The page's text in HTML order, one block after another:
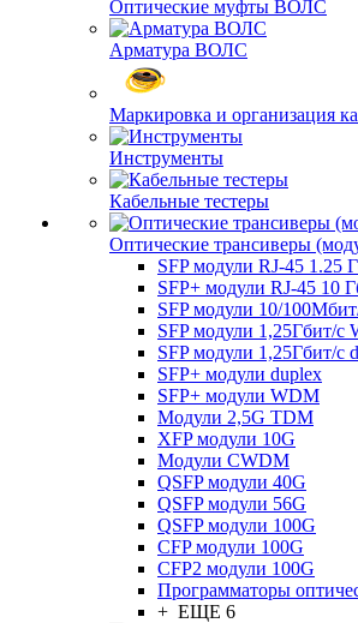
Оптические муфты ВОЛС
Арматура ВОЛС
Маркировка и организация
Инструменты
Кабельные тестеры
Оптические трансиверы
SFP модули RJ-45 1.25
SFP+ модули RJ-45 10
SFP модули 10/
SFP модули 1,25Гбит/с
SFP модули 1,25Гбит/с
SFP+ модули duplex
SFP+ модули WDM
Модули 2,5G TDM
XFP модули 10G
Модули CWDM
QSFP модули 40G
QSFP модули 56G
QSFP модули 100G
CFP модули 100G
CFP2 модули 100G
Программаторы
+ ЕЩЕ 6